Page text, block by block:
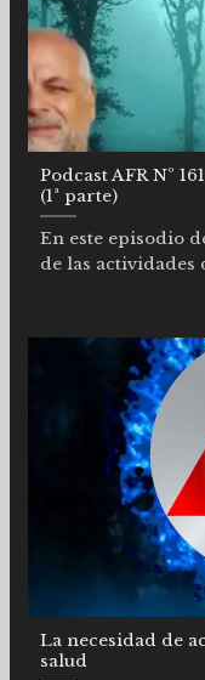
Podcast AFR Nº
(1ª parte)
En este episodio
de las actividades
La necesidad de
salud